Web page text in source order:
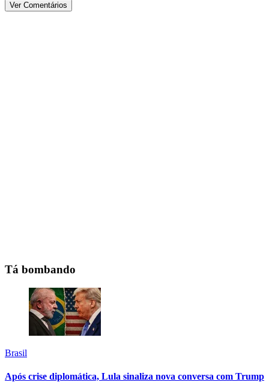
Ver Comentários
Tá bombando
Brasil
Após crise diplomática, Lula sinaliza nova conversa com Trump